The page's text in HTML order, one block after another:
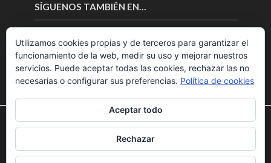
SÍGUENOS TAMBIÉN EN…
Copyright © 2018.Fly News.Noticias aerospacial
UAS aviación comercial
Utilizamos cookies para ofrecerte la mejor experiencia en
nuestra web.
Puedes aprender más sobre qué cookies utilizamos o
desactivarlas en losajustes.
Utilizamos cookies propias y de terceros para garantizar el
funcionamiento de la web, medir su uso y mejorar nuestros
servicios. Puede aceptar todas las cookies, rechazar las no
necesarias o configurar sus preferencias. Política de cookies
Aceptar todo
Rechazar